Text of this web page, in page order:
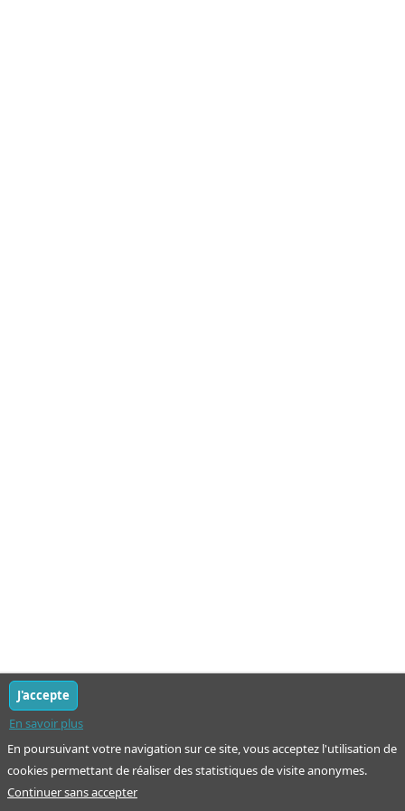
En poursuivant votre navigation sur ce site, vous acceptez l'utilisation de
cookies permettant de réaliser des statistiques de visite anonymes.
En savoir plus
J'accepte
Continuer sans accepter